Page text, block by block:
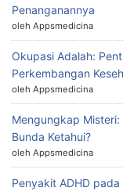
Penanganannya
oleh Appsmedicina
Okupasi Adalah:
Perkembangan
oleh Appsmedicina
Mengungkap
Bunda Ketahui?
oleh Appsmedicina
Penyakit ADHD